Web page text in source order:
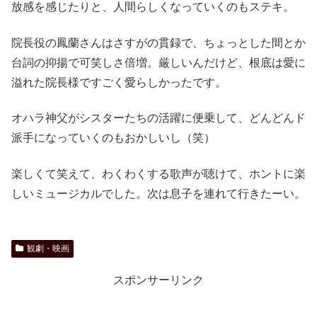
放感を感じたりと、人間らしくなっていくのもステキ。
院長役の鳳蘭さんはさすがの貫録で、ちょっとした間とか
台詞の抑揚で可笑しさ倍増。厳しいんだけど、根底は愛に
溢れた院長様ですごく愛らしかったです。
オハラ神父がシスターたちの活躍に便乗して、どんどんド
派手になっていくのもおかしいし（笑）
楽しくて笑えて、わくわくする歌声が聴けて、ホントに楽
しいミュージカルでした。次は息子を連れて行きたーい。
観劇・映画
スポンサーリンク